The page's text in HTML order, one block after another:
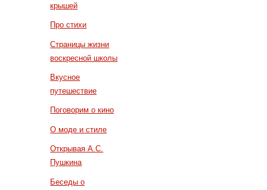
крышей
Про стихи
Страницы жизни
воскресной школы
Вкусное
путешествие
Поговорим о кино
О моде и стиле
Открывая А.С.
Пушкина
Беседы о